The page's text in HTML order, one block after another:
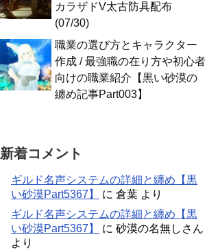
カラザドV太古防具配布
(07/30)
職業の選び方とキャラクター
作成 / 最強職の在り方や初心者
向けの職業紹介【黒い砂漠の
纏め記事Part003】
新着コメント
ギルド名声システムの詳細と纏め【黒
い砂漠Part5367】
に 倉葉 より
ギルド名声システムの詳細と纏め【黒
い砂漠Part5367】
に 砂漠の名無しさん
より